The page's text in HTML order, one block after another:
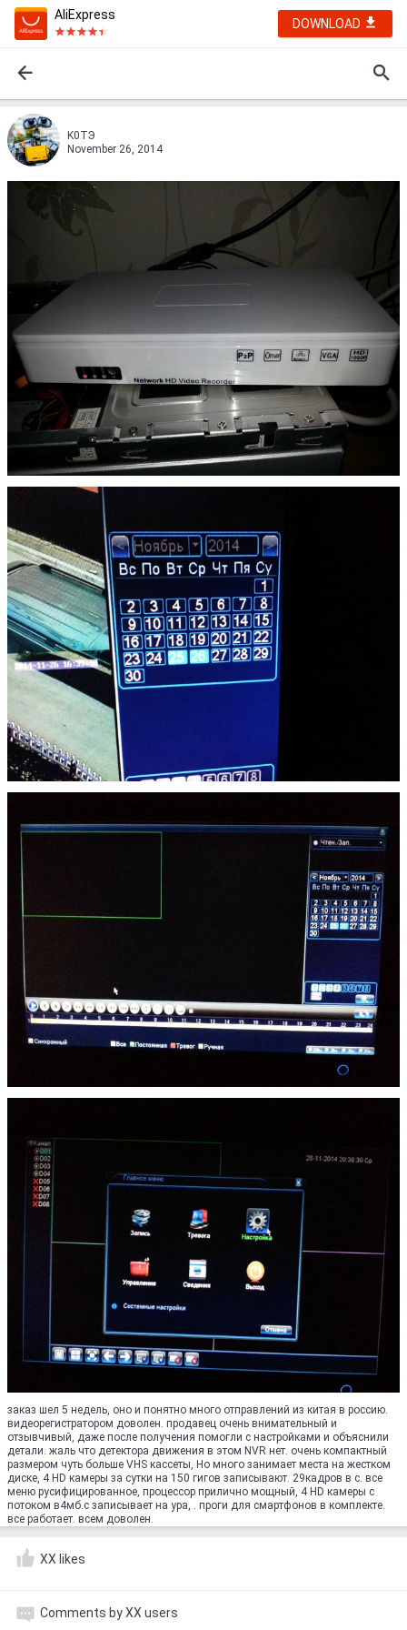
AliExpress
DOWNLOAD
K0ТЭ
November 26, 2014
заказ шел 5 недель, оно и понятно много отправлений из китая в россию.
видеорегистратором доволен. продавец очень внимательный и
отзывчивый, даже после получения помогли с настройками и объяснили
детали. жаль что детектора движения в этом NVR нет. очень компактный
размером чуть больше VHS кассеты, Но много занимает места на жестком
диске, 4 HD камеры за сутки на 150 гигов записывают. 29кадров в с. все
меню русифицированное, процессор прилично мощный, 4 HD камеры с
потоком в4мб.с записывает на ура, . проги для смартфонов в комплекте.
все работает. всем доволен.
XX likes
Comments by XX users